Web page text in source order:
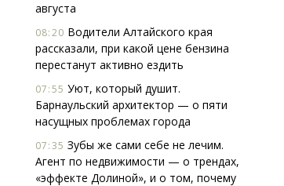
августа
08:20 Водители Алтайского края
рассказали, при какой цене бензина
перестанут активно ездить
07:55 Уют, который душит.
Барнаульский архитектор — о пяти
насущных проблемах города
07:35 Зубы же сами себе не лечим.
Агент по недвижимости — о трендах,
«эффекте Долиной», и о том, почему